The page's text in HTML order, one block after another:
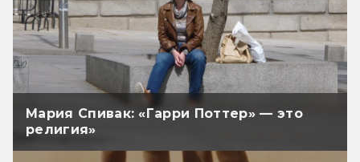
Мария Спивак: «Гарри Поттер» — это
религия»